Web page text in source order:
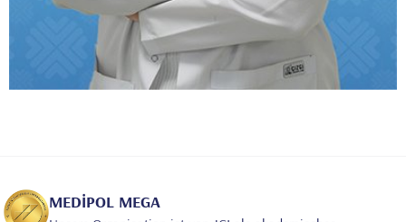
MEDİPOL MEGA